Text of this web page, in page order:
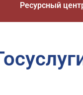
Ресурсный